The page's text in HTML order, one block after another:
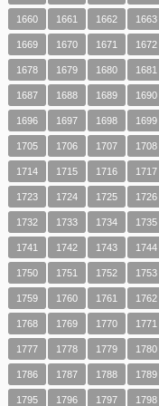
1660 1661 1662 1663
1669 1670 1671 1672
1678 1679 1680 1681
1687 1688 1689 1690
1696 1697 1698 1699
1705 1706 1707 1708
1714 1715 1716 1717
1723 1724 1725 1726
1732 1733 1734 1735
1741 1742 1743 1744
1750 1751 1752 1753
1759 1760 1761 1762
1768 1769 1770 1771
1777 1778 1779 1780
1786 1787 1788 1789
1795 1796 1797 1798